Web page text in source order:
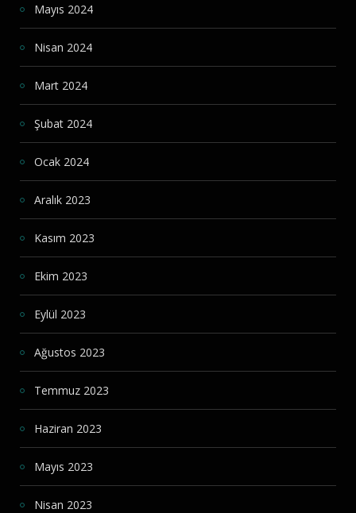
Mayıs 2024
Nisan 2024
Mart 2024
Şubat 2024
Ocak 2024
Aralık 2023
Kasım 2023
Ekim 2023
Eylül 2023
Ağustos 2023
Temmuz 2023
Haziran 2023
Mayıs 2023
Nisan 2023